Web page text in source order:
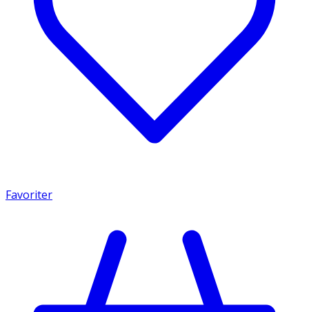
Favoriter